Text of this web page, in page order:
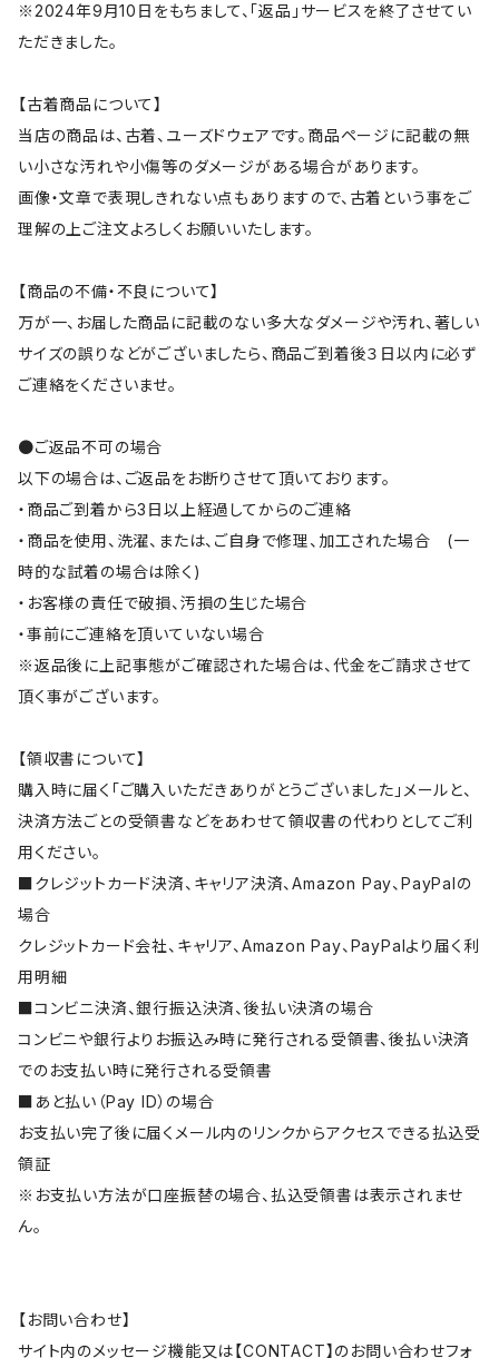
※2024年9月10日をもちまして、「返品」サービスを終了させてい
ただきました。
【古着商品について】
当店の商品は、古着、ユーズドウェアです。商品ページに記載の無
い小さな汚れや小傷等のダメージがある場合があります。
画像・文章で表現しきれない点もありますので、古着という事をご
理解の上ご注文よろしくお願いいたします。
【商品の不備・不良について】
万が一、お届した商品に記載のない多大なダメージや汚れ、著しい
サイズの誤りなどがございましたら、商品ご到着後３日以内に必ず
ご連絡をくださいませ。
●ご返品不可の場合
以下の場合は、ご返品をお断りさせて頂いております。
・商品ご到着から3日以上経過してからのご連絡
・商品を使用、洗濯、または、ご自身で修理、加工された場合 (一
時的な試着の場合は除く)
・お客様の責任で破損、汚損の生じた場合
・事前にご連絡を頂いていない場合
※返品後に上記事態がご確認された場合は、代金をご請求させて
頂く事がございます。
【領収書について】
購入時に届く「ご購入いただきありがとうございました」メールと、
決済方法ごとの受領書などをあわせて領収書の代わりとしてご利
用ください。
■クレジットカード決済、キャリア決済、Amazon Pay、PayPalの
場合
クレジットカード会社、キャリア、Amazon Pay、PayPalより届く利
用明細
■コンビニ決済、銀行振込決済、後払い決済の場合
コンビニや銀行よりお振込み時に発行される受領書、後払い決済
でのお支払い時に発行される受領書
■あと払い（Pay ID）の場合
お支払い完了後に届くメール内のリンクからアクセスできる払込受
領証
※お支払い方法が口座振替の場合、払込受領書は表示されませ
ん。
【お問い合わせ】
サイト内のメッセージ機能又は【CONTACT】のお問い合わせフォ